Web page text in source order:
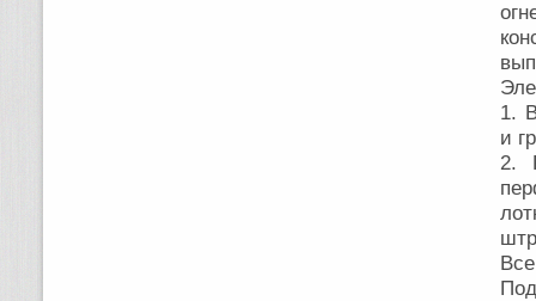
1.
и
2.